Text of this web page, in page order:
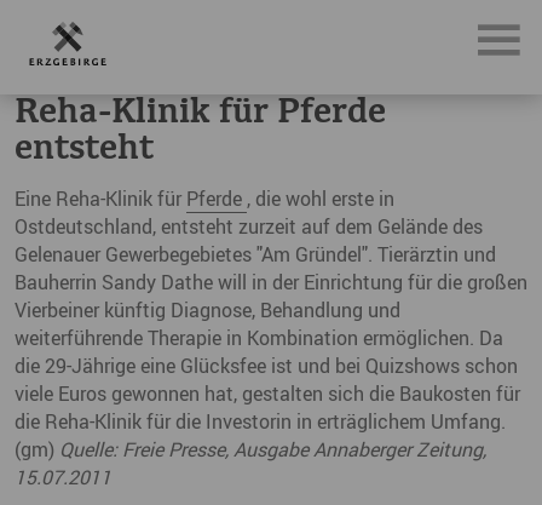
News, Neuigkeiten & Nachrichten aus dem Erzgebirge
Reha-Klinik für Pferde
entsteht
Eine Reha-Klinik für Pferde , die wohl erste in
Ostdeutschland, entsteht zurzeit auf dem Gelände des
Gelenauer Gewerbegebietes "Am Gründel". Tierärztin und
Bauherrin Sandy Dathe will in der Einrichtung für die großen
Vierbeiner künftig Diagnose, Behandlung und
weiterführende Therapie in Kombination ermöglichen. Da
die 29-Jährige eine Glücksfee ist und bei Quizshows schon
viele Euros gewonnen hat, gestalten sich die Baukosten für
die Reha-Klinik für die Investorin in erträglichem Umfang.
(gm) Quelle: Freie Presse, Ausgabe Annaberger Zeitung,
15.07.2011